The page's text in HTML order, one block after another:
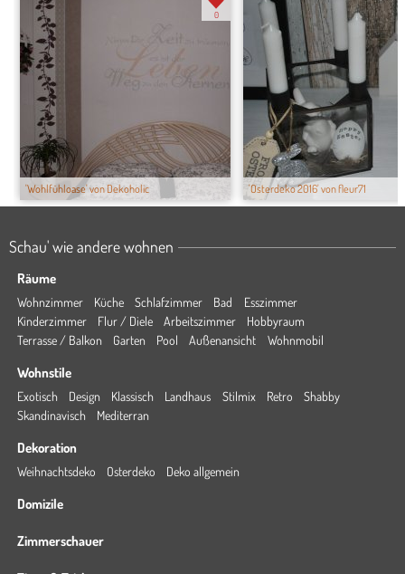
'Wohlfühloase' von Dekoholic
0
'Osterdeko 2016' von fleur71
Schau' wie andere wohnen
Räume
Wohnzimmer Küche Schlafzimmer Bad
Esszimmer
Kinderzimmer
Flur / Diele Arbeitszimmer
Hobbyraum
Terrasse / Balkon
Garten Pool Außenansicht Wohnmobil
Wohnstile
Exotisch Design Klassisch Landhaus Stilmix Retro
Shabby
Skandinavisch
Mediterran
Dekoration
Weihnachtsdeko Osterdeko Deko allgemein
Domizile
Zimmerschauer